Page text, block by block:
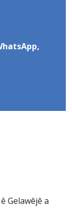
Gelawêjê a